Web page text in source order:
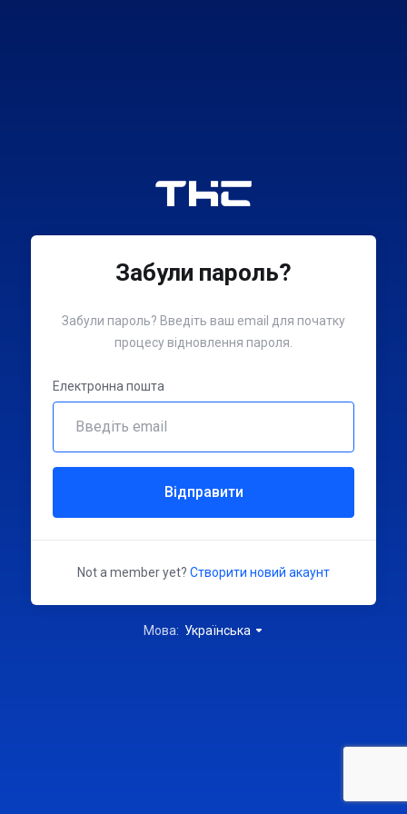
Забули пароль?
Забули пароль? Введіть ваш email для початку
процесу відновлення пароля.
Електронна пошта
Відправити
Not a member yet? Створити новий акаунт
Мова: Українська